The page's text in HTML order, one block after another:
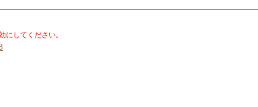
にしてください。